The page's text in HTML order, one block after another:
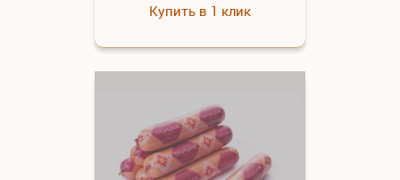
Купить в 1 клик